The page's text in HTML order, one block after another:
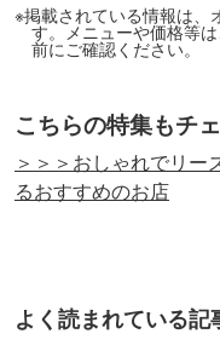
※掲載されている情報は、
す。メニューや価格等
前にご確認ください。
こちらの特集もチ
＞＞＞おしゃれでリ
るおすすめのお店
よく読まれている記